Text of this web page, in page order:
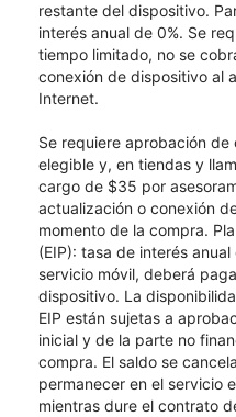
restante del dispositivo.
interés anual de 0%. Se
tiempo limitado, no se
conexión de dispositivo al
Internet.
Se requiere aprobación
elegible y, en tiendas y
cargo de $35 por
actualización o conexión
momento de la compra.
(EIP): tasa de interés
servicio móvil, deberá
dispositivo. La
EIP están sujetas a
inicial y de la parte no
compra. El saldo se
permanecer en el servicio
mientras dure el contrato